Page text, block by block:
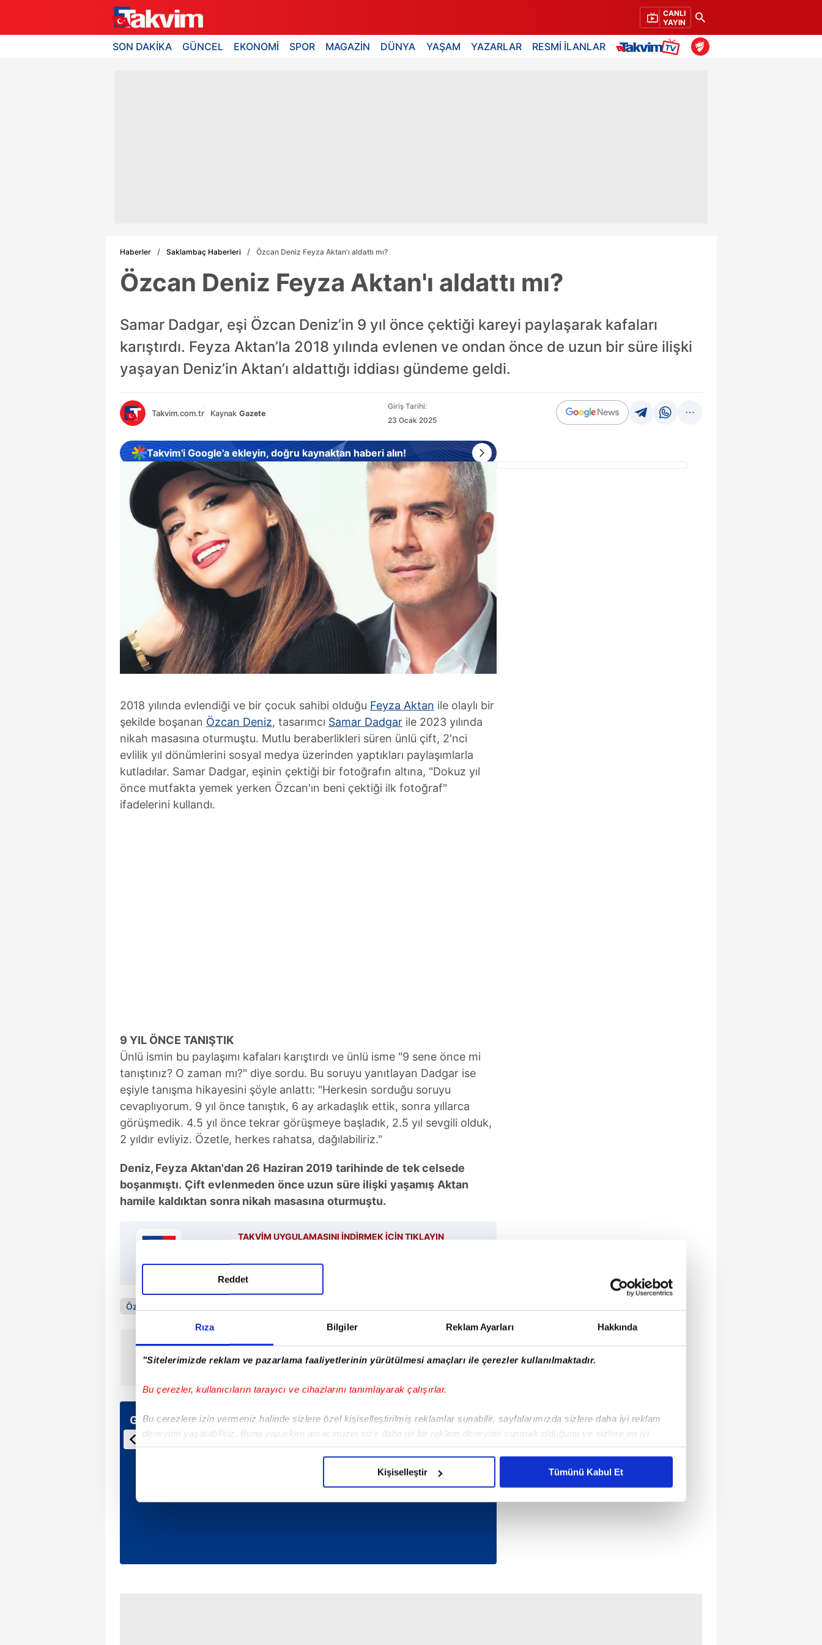
Rıza Bilgiler Reklam Ayarları Hakkında
"Sitelerimizde reklam ve pazarlama faaliyetlerinin yürütülmesi amaçları ile çerezler kullanılmaktadır.
Bu çerezler, kullanıcıların tarayıcı ve cihazlarını tanımlayarak çalışırlar.
Bu çerezlere izin vermeniz halinde sizlere özel kişiselleştirilmiş reklamlar sunabilir, sayfalarımızda sizlere daha iyi reklam
deneyimi yaşatabiliriz. Bunu yaparken amacımızın size daha iyi bir reklam deneyimi sunmak olduğunu ve sizlere en iyi
içerikleri sunabilmek adına elimizden gelen çabayı gösterdiğimizi ve bu noktada, reklamların maliyetlerimizi karşılamak
reklam/pazarlama faaliyetlerinin yapılması, amaçlarıyla sınırlı olarak açık rızanız dahilinde kullanılacaktır.
Reddet
Kişiselleştir Tümünü Kabul Et
CANLI
YAYIN
SON DAKİKA GÜNCEL EKONOMİ SPOR MAGAZİN DÜNYA YAŞAM YAZARLAR RESMİ İLANLAR
Haberler Saklambaç Haberleri Özcan Deniz Feyza Aktan'ı aldattı mı?
Özcan Deniz Feyza Aktan'ı aldattı mı?
Samar Dadgar, eşi Özcan Deniz’in 9 yıl önce çektiği kareyi paylaşarak kafaları
karıştırdı. Feyza Aktan’la 2018 yılında evlenen ve ondan önce de uzun bir süre ilişki
yaşayan Deniz’in Aktan’ı aldattığı iddiası gündeme geldi.
Takvim.com.tr Kaynak Gazete
Giriş Tarihi:
23 Ocak 2025
Takvim'i Google'a ekleyin, doğru kaynaktan haberi alın!
2018 yılında evlendiği ve bir çocuk sahibi olduğu Feyza Aktan ile olaylı bir
şekilde boşanan Özcan Deniz, tasarımcı Samar Dadgar ile 2023 yılında
nikah masasına oturmuştu. Mutlu beraberlikleri süren ünlü çift, 2'nci
evlilik yıl dönümlerini sosyal medya üzerinden yaptıkları paylaşımlarla
kutladılar. Samar Dadgar, eşinin çektiği bir fotoğrafın altına, "Dokuz yıl
önce mutfakta yemek yerken Özcan'ın beni çektiği ilk fotoğraf"
ifadelerini kullandı.
9 YIL ÖNCE TANIŞTIK
Ünlü ismin bu paylaşımı kafaları karıştırdı ve ünlü isme "9 sene önce mi
tanıştınız? O zaman mı?" diye sordu. Bu soruyu yanıtlayan Dadgar ise
eşiyle tanışma hikayesini şöyle anlattı: "Herkesin sorduğu soruyu
cevaplıyorum. 9 yıl önce tanıştık, 6 ay arkadaşlık ettik, sonra yıllarca
görüşmedik. 4.5 yıl önce tekrar görüşmeye başladık, 2.5 yıl sevgili olduk,
2 yıldır evliyiz. Özetle, herkes rahatsa, dağılabiliriz."
Deniz, Feyza Aktan'dan 26 Haziran 2019 tarihinde de tek celsede
boşanmıştı. Çift evlenmeden önce uzun süre ilişki yaşamış Aktan
hamile kaldıktan sonra nikah masasına oturmuştu.
TAKVİM UYGULAMASINI İNDİRMEK İÇİN TIKLAYIN
Özcan Deniz
SONRAKİ HABER
Türkiye'de soyadı hangisi olan
kişi sayısı daha fazladır?
ÖNCEKİ HABER
Genetik olarak normal ve
sağlıklı bir insanda hangi organ
Günün Manşetleri Tüm Manşetler